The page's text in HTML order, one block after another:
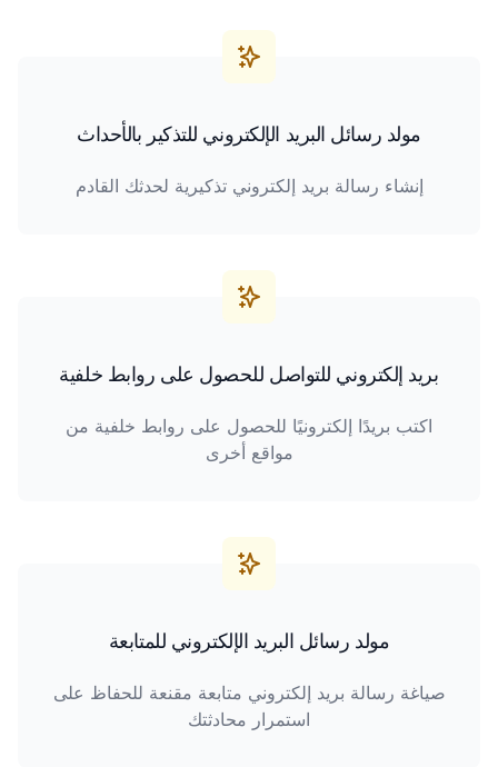
مولد رسائل البريد الإلكتروني للتذكير بالأحداث
إنشاء رسالة بريد إلكتروني تذكيرية لحدثك القادم
بريد إلكتروني للتواصل للحصول على روابط خلفية
اكتب بريدًا إلكترونيًا للحصول على روابط خلفية من
مواقع أخرى
مولد رسائل البريد الإلكتروني للمتابعة
صياغة رسالة بريد إلكتروني متابعة مقنعة للحفاظ على
استمرار محادثتك